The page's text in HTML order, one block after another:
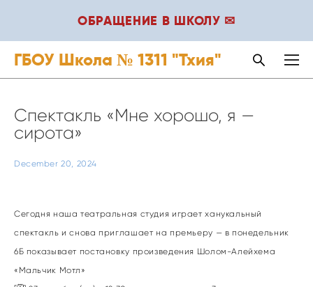
ОБРАЩЕНИЕ В ШКОЛУ ✉
ГБОУ Школа № 1311 "Тхия"
December 20, 2024
Спектакль «Мне хорошо, я —
сирота»
Сегодня наша театральная студия играет ханукальный
спектакль и снова приглашает на премьеру — в понедельник
6Б показывает постановку произведения Шолом-Алейхема
«Мальчик Мотл»